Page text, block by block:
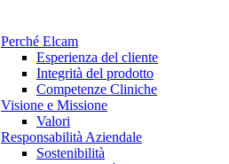
Perché Elcam
Esperienza del cliente
Integrità del prodotto
Competenze Cliniche
Visione e Missione
Valori
Responsabilità Aziendale
Sostenibilità